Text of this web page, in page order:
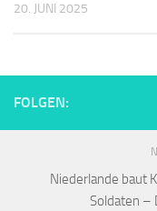
20. JUNI 2025
FOLGEN:
Niederlande baut
Soldaten –